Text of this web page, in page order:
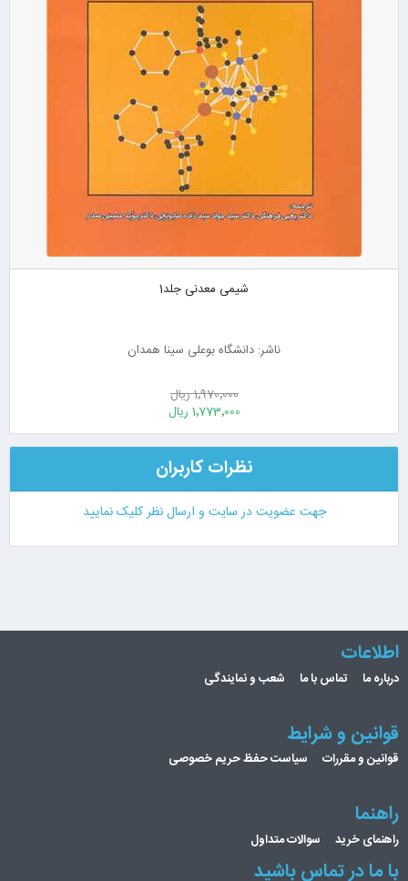
شیمی معدنی جلد1
ناشر: دانشگاه بوعلی سینا همدان
1٬970٬000 ریال
1٬773٬000 ریال
نظرات کاربران
جهت عضویت در سایت و ارسال نظر کلیک نمایید
اطلاعات
درباره ما تماس با ما شعب و نمایندگی
قوانین و شرایط
قوانین و مقررات سیاست حفظ حریم خصوصی
راهنما
راهنمای خرید سوالات متداول
با ما در تماس باشید